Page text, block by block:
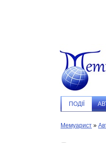
ПОДIЇ
Мемуарист »